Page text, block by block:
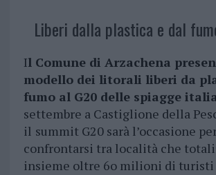
Liberi dalla plastica e dal
Il Comune di Arzachena
modello dei litorali liberi da
fumo al G20 delle spiagge
settembre a Castiglione della
il summit G20 sarà l’occasione
confrontarsi tra località che
insieme oltre 6o milioni di turisti